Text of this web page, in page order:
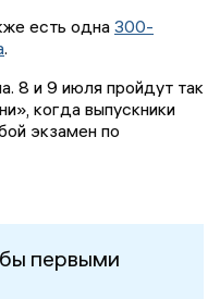
есть одна 300-
.
8 и 9 июля пройдут так
когда выпускники
экзамен по
первыми